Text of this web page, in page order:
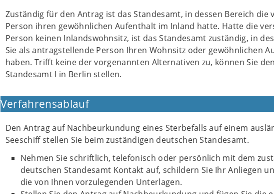
Zuständig für den Antrag ist das Standesamt, in dessen Bereich die
Person ihren gewöhnlichen Aufenthalt im Inland hatte. Hatte die
Person keinen Inlandswohnsitz, ist das Standesamt zuständig, in
Sie als antragstellende Person Ihren Wohnsitz oder gewöhnlichen
haben. Trifft keine der vorgenannten Alternativen zu, können Sie
Standesamt I in Berlin stellen.
Verfahrensablauf
Den Antrag auf Nachbeurkundung eines Sterbefalls auf einem
Seeschiff stellen Sie beim zuständigen deutschen Standesamt.
Nehmen Sie schriftlich, telefonisch oder persönlich mit dem
deutschen Standesamt Kontakt auf, schildern Sie Ihr Anliegen
die von Ihnen vorzulegenden Unterlagen.